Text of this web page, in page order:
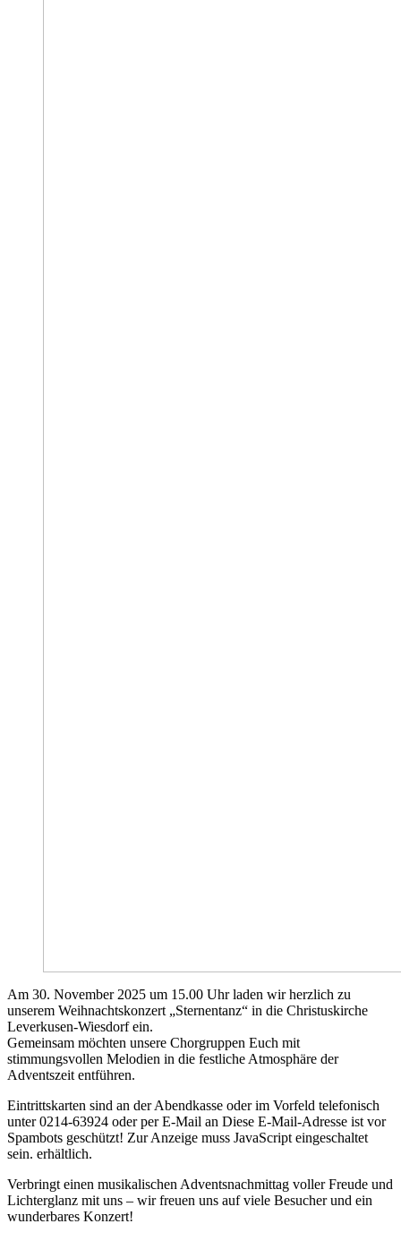
Am 30. November 2025 um 15.00 Uhr laden wir herzlich zu
unserem Weihnachtskonzert „Sternentanz“ in die Christuskirche
Leverkusen-Wiesdorf ein.
Gemeinsam möchten unsere Chorgruppen Euch mit
stimmungsvollen Melodien in die festliche Atmosphäre der
Adventszeit entführen.
Eintrittskarten sind an der Abendkasse oder im Vorfeld telefonisch
unter 0214-63924 oder per E-Mail an Diese E-Mail-Adresse ist vor
Spambots geschützt! Zur Anzeige muss JavaScript eingeschaltet
sein. erhältlich.
Verbringt einen musikalischen Adventsnachmittag voller Freude und
Lichterglanz mit uns – wir freuen uns auf viele Besucher und ein
wunderbares Konzert!